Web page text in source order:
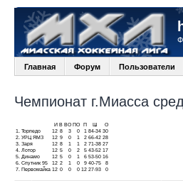
Главная Форум Пользователи
Чемпионат г.Миасса
И В ВО ПО П
О
1.
Торпедо 12 8 3 0 1 84-34 30
2. УРЦ ЯМЗ 12 9 0 1 2 66-42 28
3. Заря 12 8 1 1 2 71-38 27
4. Лотор 12 5 0 2 5 43-52 17
5.
Динамо 12 5 0 1 6 53-50 16
6. Спутник 95 12 2 1 0 9 40-75
8
7.
Первомайка 12 0 0 0 12 27-93 0